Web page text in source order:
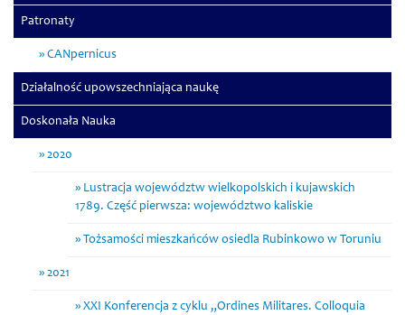
Patronaty
CANpernicus
Działalność upowszechniająca naukę
Doskonała Nauka
2020
Lustracja województw wielkopolskich i kujawskich
1789. Część pierwsza: województwo kaliskie
Tożsamości mieszkańców osiedla Rubinkowo w Toruniu
2021
XXI Konferencja z cyklu „Ordines Militares. Colloquia